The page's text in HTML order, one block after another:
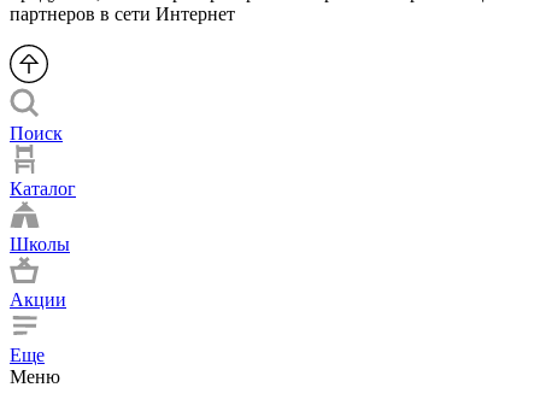
партнеров в сети Интернет
Поиск
Каталог
Школы
Акции
Еще
Меню